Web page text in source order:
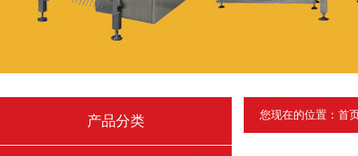
产品分类 您现在的位置： 首